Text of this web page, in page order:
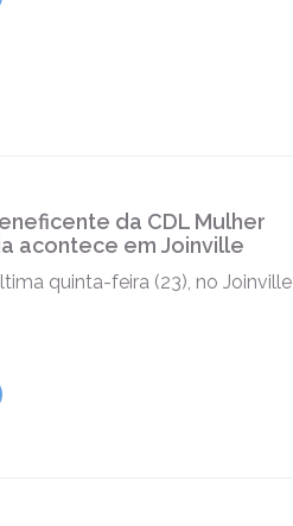
da CDL Mulher
acontece em Joinville
quinta-feira (23), no Joinville